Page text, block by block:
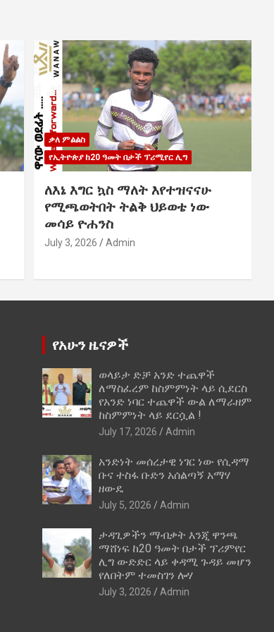
ቃለ ምልልስ
የኢትዮጵያ ከ20 ዓመት በታች ፕሪሚየር ሊግ
ለእኔ እግር ኳስ ማለት እየተዝናናሁ
የሚጫወትበት ትልቅ ህይወቴ ነው
መሳይ ዮሐንስ
July 3, 2026 Admin
የአሁን ዜናዎች
ወላይታ ድቻ አንድ ተጨዋች
ለማስፈረም ከስምምነት ላይ ሲደርስ
የአንድ ነባር ተጨዋች ውል ለማራዘም
ከስምምነት ላይ ደርሷል !
July 17, 2026 Admin
አንድነት መሰረታዊ ነገር ነው የሲዳማ
ቡና ተስፋ ቡድን አሰልጣኝ አማሃ
ዘውዴ
July 5, 2026 Admin
ታዳጊዎችን ማብቃት እንጂ ዋንጫ
ማሸነፍ ከ20 ዓመት በታች ፕሪምየር
ሊግ ውድድር ላይ ቀዳሚ ጉዳይ መሆን
የለበትም ተመስገን ሎሃ
July 3, 2026 Admin